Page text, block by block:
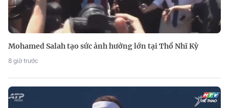
Mohamed Salah tạo sức ảnh hưởng lớn tại Thổ Nhĩ Kỳ
8 giờ trước